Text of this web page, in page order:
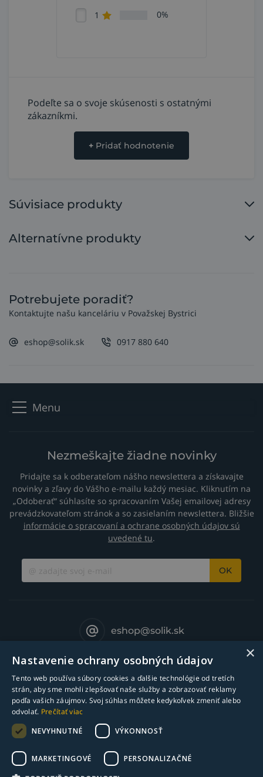
1 0%
Podeľte sa o svoje skúsenosti s ostatnými
zákazníkmi.
+ Pridať hodnotenie
Súvisiace produkty
Alternatívne produkty
Potrebujete poradiť?
Kontaktujte našu kanceláriu v Považskej Bystrici
eshop@solik.sk 0917 880 640
Menu
Nezmeškajte žiadne novinky
Pridajte sa k odberateľom nášho newslettera a získavajte
novinky a zľavy do Vášho e-mailu každý mesiac. Kliknutím na
„Odoberať“ súhlasíte so spracovaním Vašej emailovej adresy
prevádzkovateľom stránok a so zasielaním newslettera. Bližšie
informácie o spracovaní a ochrane osobných údajov sú
uvedené tu.
OK
eshop@solik.sk
© Copyright 2018-2025 Solík SK, s.r.o. - zváracia technika l Všetky práva
×
Nastavenie ochrany osobných údajov
Tento web používa súbory cookies a ďalšie technológie od tretích
strán, aby sme mohli zlepšovať naše služby a zobrazovať reklamy
podľa vašich záujmov. Svoj súhlas môžete kedykoľvek zmeniť alebo
odvolať. Prečítať viac
NEVYHNUTNÉ
VÝKONNOSŤ
MARKETINGOVÉ PERSONALIZAČNÉ